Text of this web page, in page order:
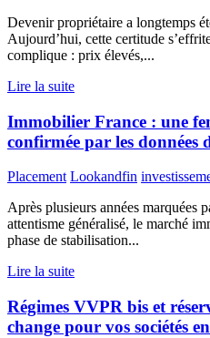
Devenir propriétaire a longtemps
Aujourd’hui, cette certitude
complique : prix élevés,...
Lire la suite
Immobilier France : une
confirmée par les données
Placement Lookandfin
Après plusieurs années marquées
attentisme généralisé, le marché
phase de stabilisation...
Lire la suite
Régimes VVPR bis et
change pour vos sociétés